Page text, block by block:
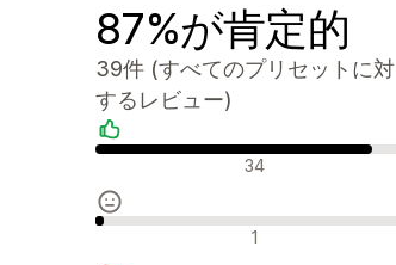
87%が肯定的
39件 (すべてのプリセットに対
するレビュー)
肯定的なレビュー34
中間的なレビュー 1